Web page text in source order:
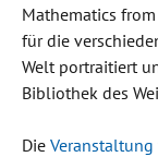
Mathematics
für die
Welt portraitiert
Bibliothek des
Die Veranstaltung